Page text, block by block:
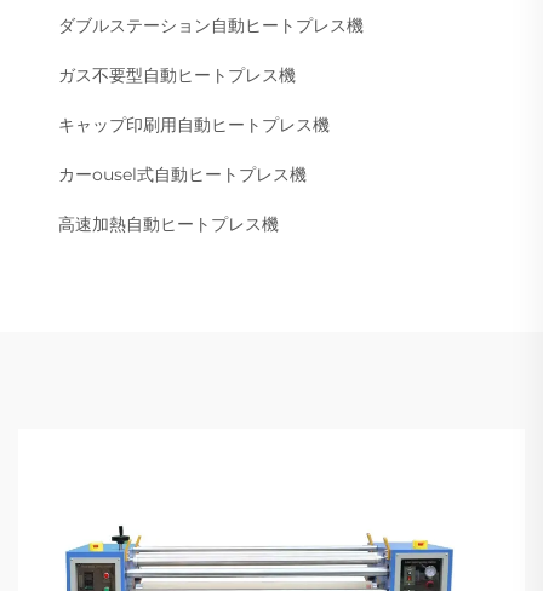
ダブルステーション自動ヒートプレス機
ガス不要型自動ヒートプレス機
キャップ印刷用自動ヒートプレス機
カーousel式自動ヒートプレス機
高速加熱自動ヒートプレス機